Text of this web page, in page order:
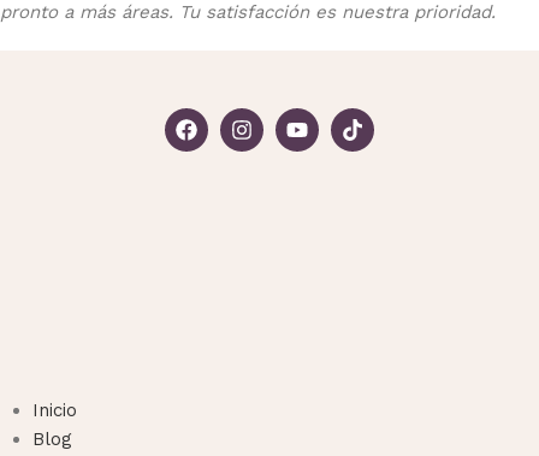
pronto a más áreas. Tu satisfacción es nuestra prioridad.
Inicio
Blog